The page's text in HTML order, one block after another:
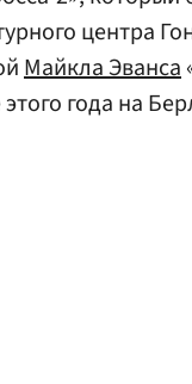
центра
Майкла Эванса
года на